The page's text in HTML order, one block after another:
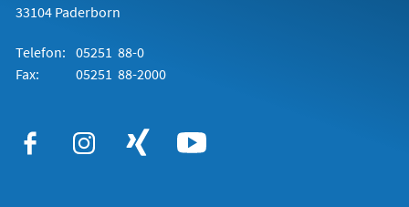
33104 Paderborn
Telefon: 05251 88-0
Fax:
05251 88-2000